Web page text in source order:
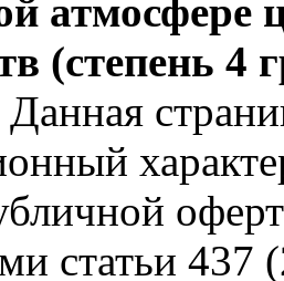
атмосфере
(степень
статьи 437